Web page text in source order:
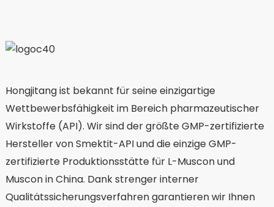
Hongjitang ist bekannt für seine einzigartige
Wettbewerbsfähigkeit im Bereich pharmazeutischer
Wirkstoffe (API). Wir sind der größte GMP-zertifizierte
Hersteller von Smektit-API und die einzige GMP-
zertifizierte Produktionsstätte für L-Muscon und
Muscon in China. Dank strenger interner
Qualitätssicherungsverfahren garantieren wir Ihnen